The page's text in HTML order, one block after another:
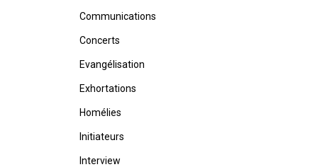
Communications
Concerts
Evangélisation
Exhortations
Homélies
Initiateurs
Interview